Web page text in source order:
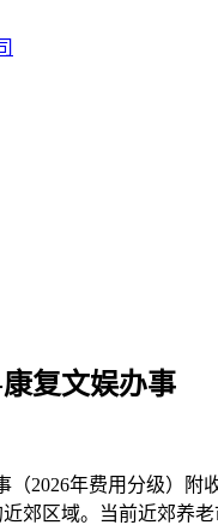
复文娱办事
年费用分级）附
郊区域。当前近郊养